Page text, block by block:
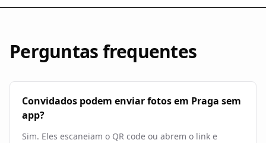
Perguntas frequentes
Convidados podem enviar fotos em Praga sem
app?
Sim. Eles escaneiam o QR code ou abrem o link e